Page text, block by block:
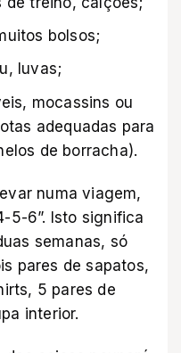
bolsos;
luvas;
mocassins ou
adequadas para
de borracha).
numa viagem,
5-6”. Isto significa
semanas, só
pares de sapatos,
5 pares de
interior.